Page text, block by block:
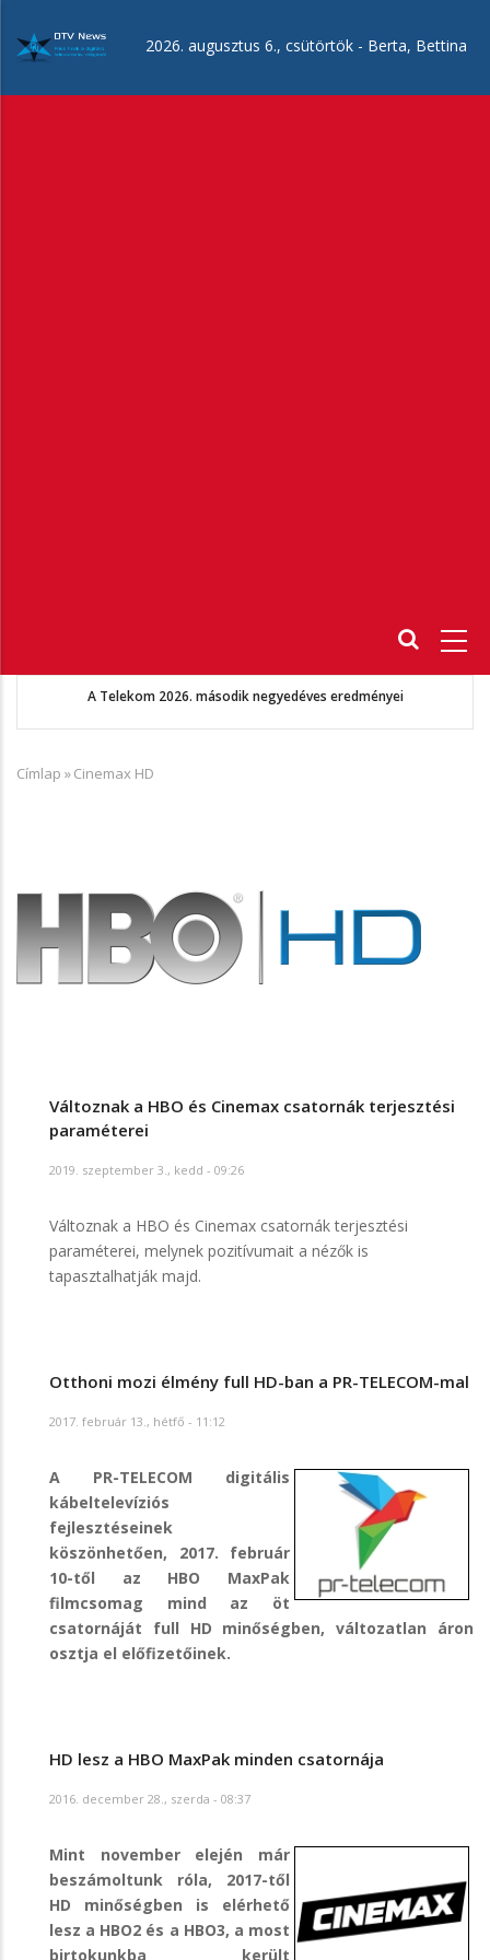
tartalomra
2026. augusztus 6., csütörtök - Berta, Bettina
A Telekom 2026. második negyedéves eredményei
Morzsa
Címlap »Cinemax HD
Változnak a HBO és Cinemax csatornák terjesztési
paraméterei
2019. szeptember 3., kedd - 09:26
Változnak a HBO és Cinemax csatornák terjesztési
paraméterei, melynek pozitívumait a nézők is
tapasztalhatják majd.
Otthoni mozi élmény full HD-ban a PR-TELECOM-mal
2017. február 13., hétfő - 11:12
A PR-TELECOM digitális
kábeltelevíziós
fejlesztéseinek
köszönhetően, 2017. február
10-től az HBO MaxPak
filmcsomag mind az öt
csatornáját full HD minőségben, változatlan áron
osztja el előfizetőinek.
HD lesz a HBO MaxPak minden csatornája
2016. december 28., szerda - 08:37
Mint november elején már
beszámoltunk róla, 2017-től
HD minőségben is elérhető
lesz a HBO2 és a HBO3, a most
birtokunkba került